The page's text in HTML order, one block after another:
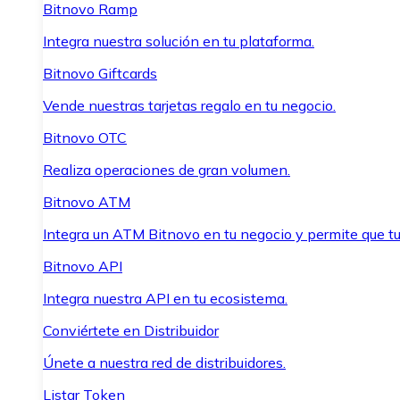
Bitnovo Ramp
Integra nuestra solución en tu plataforma.
Bitnovo Giftcards
Vende nuestras tarjetas regalo en tu negocio.
Bitnovo OTC
Realiza operaciones de gran volumen.
Bitnovo ATM
Integra un ATM Bitnovo en tu negocio y permite que
Bitnovo API
Integra nuestra API en tu ecosistema.
Conviértete en Distribuidor
Únete a nuestra red de distribuidores.
Listar Token